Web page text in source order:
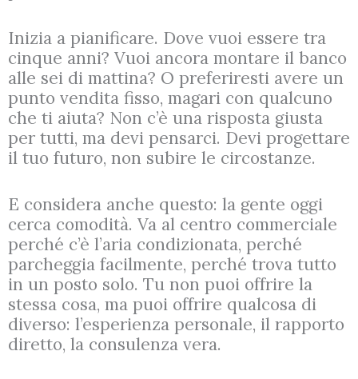
Inizia a pianificare. Dove vuoi essere tra
cinque anni? Vuoi ancora montare il banco
alle sei di mattina? O preferiresti avere un
punto vendita fisso, magari con qualcuno
che ti aiuta? Non c’è una risposta giusta
per tutti, ma devi pensarci. Devi progettare
il tuo futuro, non subire le circostanze.
E considera anche questo: la gente oggi
cerca comodità. Va al centro commerciale
perché c’è l’aria condizionata, perché
parcheggia facilmente, perché trova tutto
in un posto solo. Tu non puoi offrire la
stessa cosa, ma puoi offrire qualcosa di
diverso: l’esperienza personale, il rapporto
diretto, la consulenza vera.